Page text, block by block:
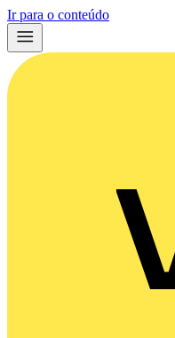
Ir para o conteúdo